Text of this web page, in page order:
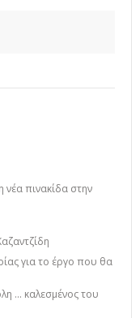
πινακίδα στην
για το έργο που θα
... καλεσμένος του